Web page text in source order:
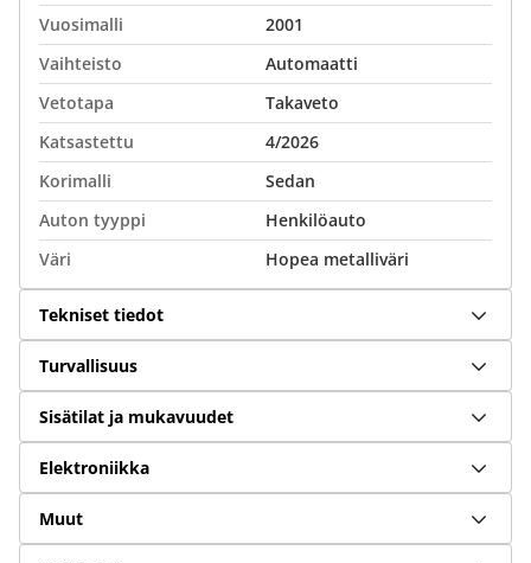
Vuosimalli
2001
Vaihteisto
Automaatti
Vetotapa
Takaveto
Katsastettu
4/2026
Korimalli
Sedan
Auton tyyppi
Henkilöauto
Väri
Hopea metalliväri
Tekniset tiedot
Turvallisuus
Sisätilat ja mukavuudet
Elektroniikka
Muut